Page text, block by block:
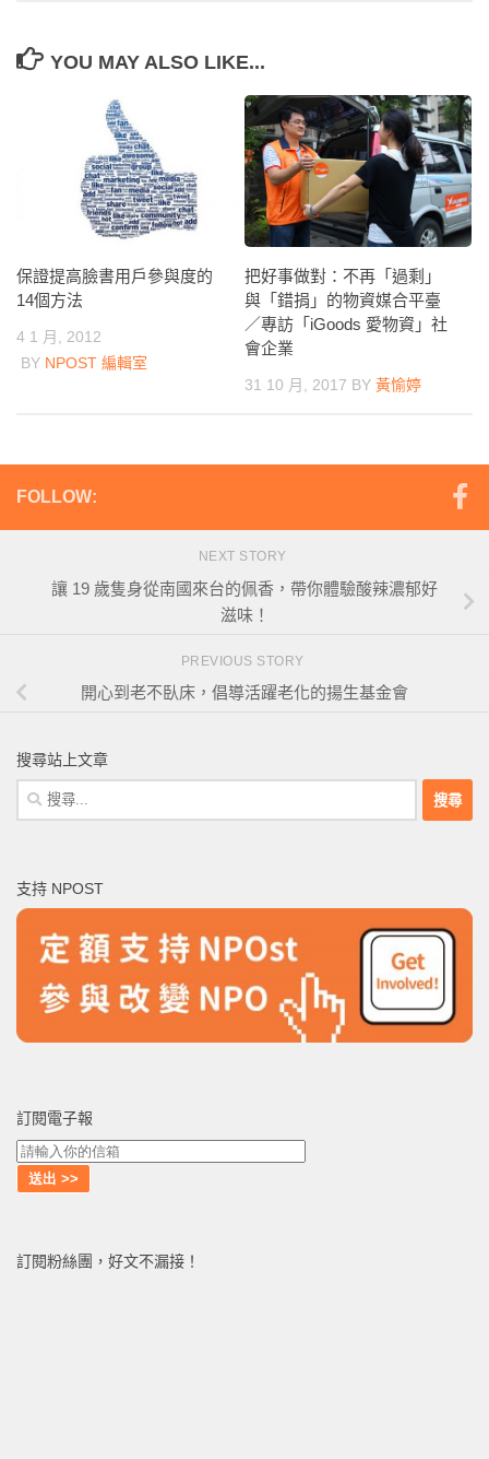
YOU MAY ALSO LIKE...
保證提高臉書用戶參與度的
14個方法
4 1 月, 2012
BY NPOST 編輯室
把好事做對：不再「過剩」
與「錯捐」的物資媒合平臺
／專訪「iGoods 愛物資」社
會企業
31 10 月, 2017 BY 黃愉婷
FOLLOW:
NEXT STORY
讓 19 歲隻身從南國來台的佩香，帶你體驗酸辣濃郁好
滋味！
PREVIOUS STORY
開心到老不臥床，倡導活躍老化的揚生基金會
搜尋站上文章
搜
尋
字:
支持 NPOST
訂閱電子報
訂閱粉絲團，好文不漏接！